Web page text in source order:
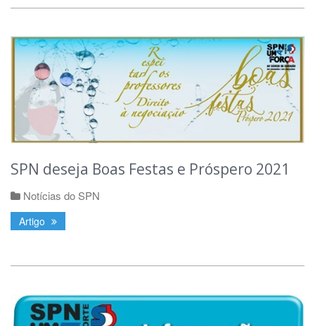
SPN deseja Boas Festas e Próspero 2021
Notícias do SPN
Artigo